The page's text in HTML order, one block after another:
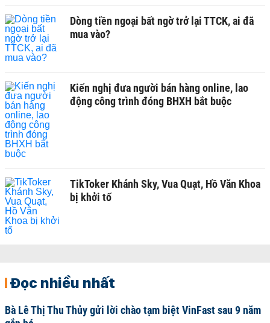
Dòng tiền ngoại bất ngờ trở lại TTCK, ai đã
mua vào?
Kiến nghị đưa người bán hàng online, lao
động công trình đóng BHXH bắt buộc
TikToker Khánh Sky, Vua Quạt, Hồ Văn Khoa
bị khởi tố
Đọc nhiều nhất
Bà Lê Thị Thu Thủy gửi lời chào tạm biệt VinFast sau 9 năm